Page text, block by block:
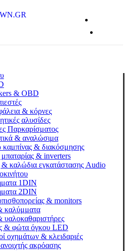
& OBD
& κόρνες
αλυσίδες
Παρκαρίσματος
& αναλώσιμα
& διακόσμησης
μπαταρίας & inverters
& καλώδια εγκατάστασης Audio
1DIN
2DIN
& monitors
καλύμματα
υαλοκαθαριστήρες
& φώτα όγκου LED
οχημάτων & κλειδαριές
ακρόασης